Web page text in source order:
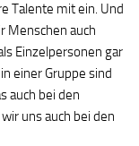
Talente mit ein. Und
Menschen auch
Einzelpersonen gar
einer Gruppe sind
auch bei den
uns auch bei den